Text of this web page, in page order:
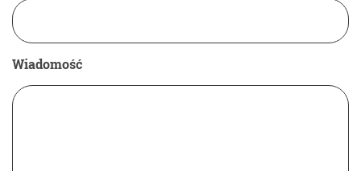
Wiadomość